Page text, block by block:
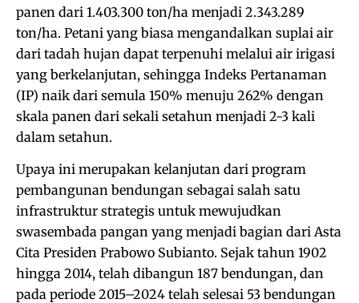
panen dari 1.403.300 ton/ha menjadi 2.343.289
ton/ha. Petani yang biasa mengandalkan suplai air
dari tadah hujan dapat terpenuhi melalui air irigasi
yang berkelanjutan, sehingga Indeks Pertanaman
(IP) naik dari semula 150% menuju 262% dengan
skala panen dari sekali setahun menjadi 2-3 kali
dalam setahun.
Upaya ini merupakan kelanjutan dari program
pembangunan bendungan sebagai salah satu
infrastruktur strategis untuk mewujudkan
swasembada pangan yang menjadi bagian dari Asta
Cita Presiden Prabowo Subianto. Sejak tahun 1902
hingga 2014, telah dibangun 187 bendungan, dan
pada periode 2015–2024 telah selesai 53 bendungan